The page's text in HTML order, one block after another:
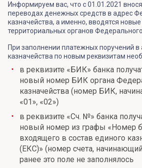
Информируем вас, что с 01.01.2021
переводах денежных средств в адрес
казначейства, а именно, вводятся
территориальных органов
При заполнении платежных поручений
казначейства по новым реквизитам
в реквизите «БИК» банка
новый номер БИК органа
казначейства (номер БИК,
«01», «02»)
в реквизите «Сч. №» банка
новый номер из графы «Номер
входящего в состав единого
(ЕКС)» (номер счета,
ранее это поле не заполнялось